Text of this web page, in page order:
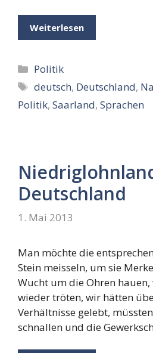
Weiterlesen
Kategorien
Politik
Schlagwörter
deutsch, Deutschland,
Politik, Saarland, Sprachen
Deutschland
1. Mai 2013
Man möchte die
Stein meisseln, um sie
Wucht um die Ohren
wieder tröten, wir hätten
Verhältnisse gelebt,
schnallen und die